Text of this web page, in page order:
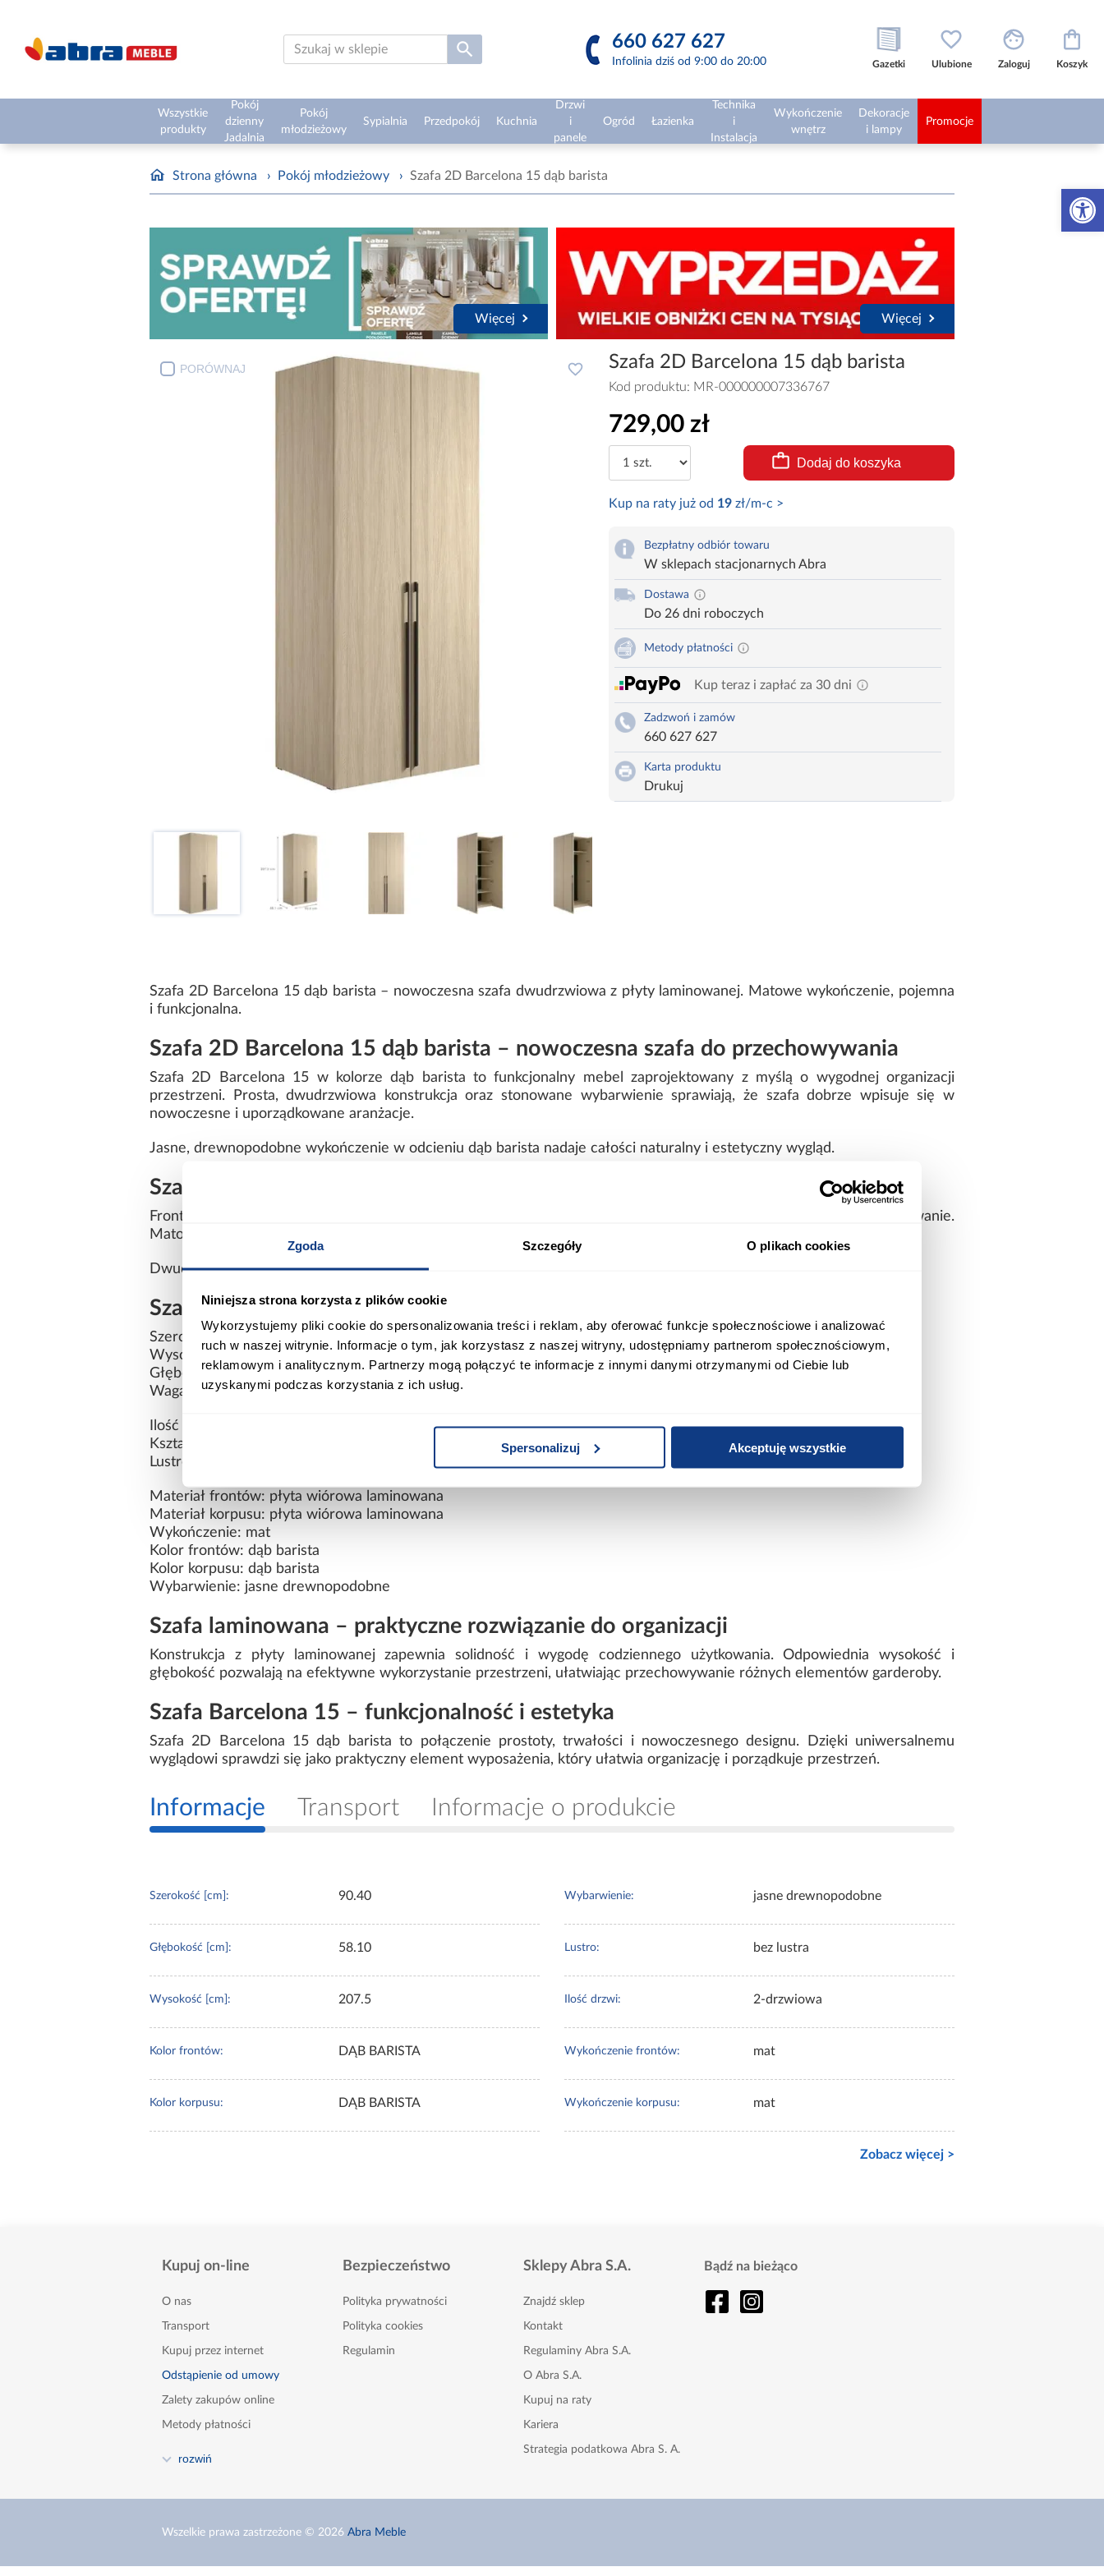
Zgoda Szczegóły O plikach cookies
Niniejsza strona korzysta z plików cookie
Wykorzystujemy pliki cookie do spersonalizowania treści i reklam, aby oferować funkcje społecznościowe i analizować
ruch w naszej witrynie. Informacje o tym, jak korzystasz z naszej witryny, udostępniamy partnerom społecznościowym,
reklamowym i analitycznym. Partnerzy mogą połączyć te informacje z innymi danymi otrzymanymi od Ciebie lub
uzyskanymi podczas korzystania z ich usług.
Spersonalizuj Akceptuję wszystkie
Otwórz
660 627 627
Infolinia dziś od 9:00 do 20:00 Gazetki Ulubione Zaloguj Koszyk
Wszystkie
produkty
Pokój
dzienny
Jadalnia
Pokój
młodzieżowy
Sypialnia Przedpokój Kuchnia
Drzwi
i
panele
Ogród Łazienka
Technika
i
Instalacja
Wykończenie
wnętrz
Dekoracje
i lampy
Promocje
Strona główna › Pokój młodzieżowy › Szafa 2D Barcelona 15 dąb barista
Więcej Więcej
PORÓWNAJ Szafa 2D Barcelona 15 dąb barista
Kod produktu: MR-000000007336767
729,00 zł
Dodaj do koszyka
Kup na raty już od 19zł/m-c >
Bezpłatny odbiór towaru
W sklepach stacjonarnych Abra
Dostawa
Do 26 dni roboczych
Metody płatności
Kup teraz i zapłać za 30 dni
Zadzwoń i zamów
660 627 627
Karta produktu
Drukuj
Szafa 2D Barcelona 15 dąb barista – nowoczesna szafa dwudrzwiowa z płyty laminowanej. Matowe wykończenie, pojemna
i funkcjonalna.
Szafa 2D Barcelona 15 dąb barista – nowoczesna szafa do przechowywania
Szafa 2D Barcelona 15 w kolorze dąb barista to funkcjonalny mebel zaprojektowany z myślą o wygodnej organizacji
przestrzeni. Prosta, dwudrzwiowa konstrukcja oraz stonowane wybarwienie sprawiają, że szafa dobrze wpisuje się w
nowoczesne i uporządkowane aranżacje.
Jasne, drewnopodobne wykończenie w odcieniu dąb barista nadaje całości naturalny i estetyczny wygląd.
Szafa Barcelona 15 – nowoczesny design i trwałość
Fronty i korpus wykonano z płyty wiórowej laminowanej, co zapewnia trwałość oraz odporność na codzienne użytkowanie.
Matowe wykończenie podkreśla minimalistyczny styl i sprawia, że powierzchnie są łatwe w utrzymaniu czystości.
Dwudrzwiowa konstrukcja bez lustra pozwala na klasyczne i wygodne użytkowanie, zachowując prostą formę.
Szafa 2D Barcelona 15 – dane techniczne
Szerokość: 90,4 cm
Wysokość: 207,5 cm
Głębokość: 58,1 cm
Waga: 28 kg
Ilość drzwi: 2
Kształt: prosty
Lustro: brak
Materiał frontów: płyta wiórowa laminowana
Materiał korpusu: płyta wiórowa laminowana
Wykończenie: mat
Kolor frontów: dąb barista
Kolor korpusu: dąb barista
Wybarwienie: jasne drewnopodobne
Szafa laminowana – praktyczne rozwiązanie do organizacji
Konstrukcja z płyty laminowanej zapewnia solidność i wygodę codziennego użytkowania. Odpowiednia wysokość i
głębokość pozwalają na efektywne wykorzystanie przestrzeni, ułatwiając przechowywanie różnych elementów garderoby.
Szafa Barcelona 15 – funkcjonalność i estetyka
Szafa 2D Barcelona 15 dąb barista to połączenie prostoty, trwałości i nowoczesnego designu. Dzięki uniwersalnemu
wyglądowi sprawdzi się jako praktyczny element wyposażenia, który ułatwia organizację i porządkuje przestrzeń.
Informacje Transport Informacje o produkcie
Szerokość [cm]: 90.40
Głębokość [cm]: 58.10
Wysokość [cm]: 207.5
Kolor frontów: DĄB BARISTA
Kolor korpusu: DĄB BARISTA
Wybarwienie: jasne drewnopodobne
Lustro: bez lustra
Ilość drzwi: 2-drzwiowa
Wykończenie frontów: mat
Wykończenie korpusu: mat
Zobacz więcej >
Kupuj on-line
O nas
Transport
Kupuj przez internet
Odstąpienie od umowy
Zalety zakupów online
Metody płatności
Kontakt
rozwiń
Bezpieczeństwo
Polityka prywatności
Polityka cookies
Regulamin
Sklepy Abra S.A.
Znajdź sklep
Kontakt
Regulaminy Abra S.A.
O Abra S.A.
Kupuj na raty
Kariera
Strategia podatkowa Abra S. A.
Nasze gazetki
Bądź na bieżąco
Wszelkie prawa zastrzeżone © 2026 Abra Meble